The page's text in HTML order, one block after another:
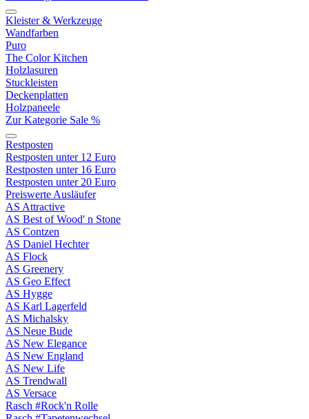
Kleister & Werkzeuge
Wandfarben
Puro
The Color Kitchen
Holzlasuren
Stuckleisten
Deckenplatten
Holzpaneele
Zur Kategorie Sale %
Restposten
Restposten unter 12 Euro
Restposten unter 16 Euro
Restposten unter 20 Euro
Preiswerte Ausläufer
AS Attractive
AS Best of Wood' n Stone
AS Contzen
AS Daniel Hechter
AS Flock
AS Greenery
AS Geo Effect
AS Hygge
AS Karl Lagerfeld
AS Michalsky
AS Neue Bude
AS New Elegance
AS New England
AS New Life
AS Trendwall
AS Versace
Rasch #Rock'n Rolle